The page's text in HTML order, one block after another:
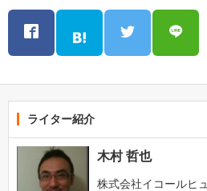
ライター紹介
木村 哲也
株式会社イコールヒ